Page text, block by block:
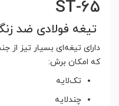
ST-65
تیغه فولادی ضد زنگ 65
که امکان برش:
تک‌لایه
چندلایه